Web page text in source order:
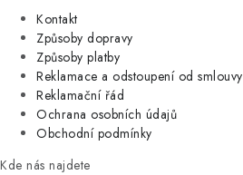
Kontakt
Způsoby dopravy
Způsoby platby
Reklamace a odstoupení od smlouvy
Reklamační řád
Ochrana osobních údajů
Obchodní podmínky
Kde nás najdete
KUCHYNĚ
ORGANIZACE
DOMÁCNOST
ÚKLID